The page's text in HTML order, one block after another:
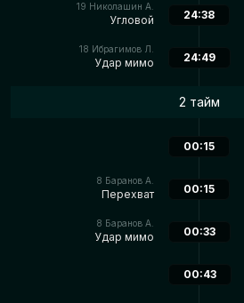
19 Николашин А.
Угловой 24:38
18 Ибрагимов Л.
Удар мимо 24:49
2 тайм
00:15
8 Баранов А.
Перехват 00:15
8 Баранов А.
Удар мимо 00:33
00:43